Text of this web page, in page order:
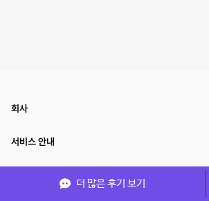
더 많은 후기 보기
회사
서비스 안내